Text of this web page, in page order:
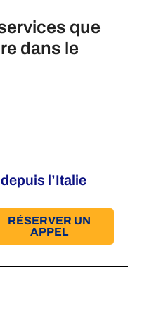
que
dans le
l’Italie
RÉSERVER UN
APPEL